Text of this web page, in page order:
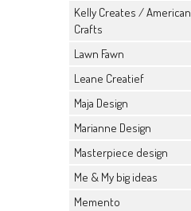
Kelly Creates / American
Crafts
Lawn Fawn
Leane Creatief
Maja Design
Marianne Design
Masterpiece design
Me & My big ideas
Memento